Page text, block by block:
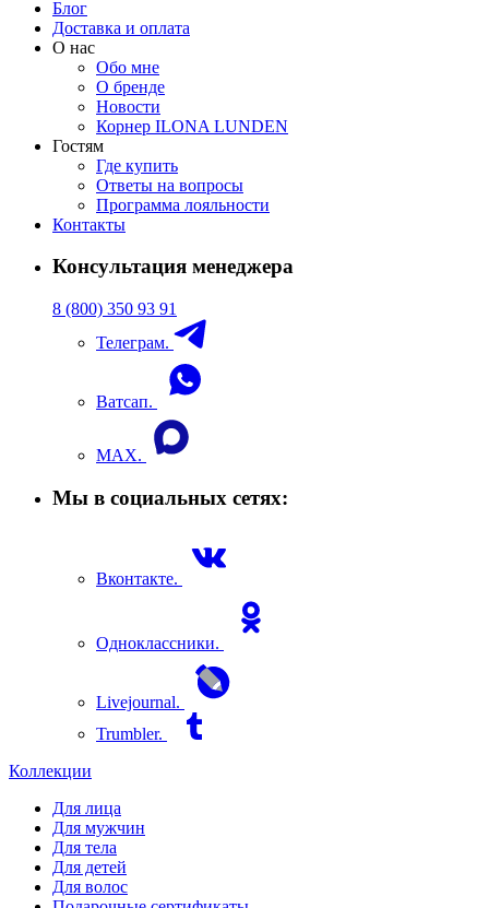
Блог
Доставка и оплата
О нас
Обо мне
О бренде
Новости
Корнер ILONA LUNDEN
Гостям
Где купить
Ответы на вопросы
Программа лояльности
Контакты
Консультация менеджера
8 (800) 350 93 91
Телеграм.
Ватсап.
MAX.
Мы в социальных сетях:
Вконтакте.
Одноклассники.
Livejournal.
Trumbler.
Коллекции
Для лица
Для мужчин
Для тела
Для детей
Для волос